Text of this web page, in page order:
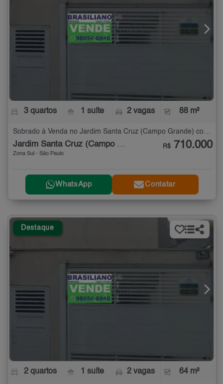
3 quartos 1 suíte 2 vagas 88 m²
Jardim Santa Cruz (Campo Grande)
Zona Sul - São Paulo
R$ 710.000
WhatsApp Contatar
Destaque
2 quartos 1 suíte 2 vagas 64 m²